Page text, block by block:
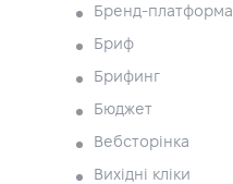
Бренд-платформа
Бриф
Брифинг
Бюджет
Вебсторінка
Вихідні кліки